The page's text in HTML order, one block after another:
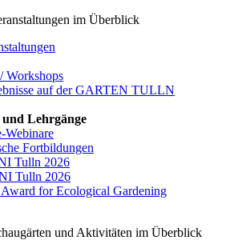
im Überblick
Workshops
auf der GARTEN TULLN
und Lehrgänge
Webinare
Fortbildungen
Tulln 2026
Tulln 2026
for Ecological Gardening
und Aktivitäten im Überblick